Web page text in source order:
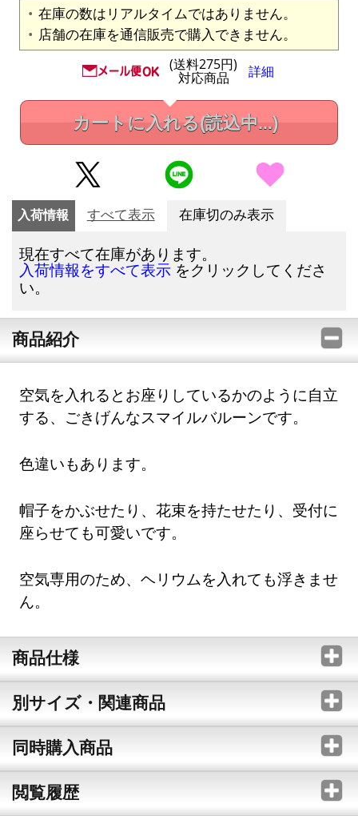
在庫の数はリアルタイムではありません。
店舗の在庫を通信販売で購入できません。
(送料275円)
対応商品 詳細
カートに入れる(読込中...)
入荷情報 すべて表示 在庫切のみ表示
現在すべて在庫があります。
入荷情報をすべて表示 をクリックしてくださ
い。
商品紹介
空気を入れるとお座りしているかのように自立
する、ごきげんなスマイルバルーンです。
色違いもあります。
帽子をかぶせたり、花束を持たせたり、受付に
座らせても可愛いです。
空気専用のため、ヘリウムを入れても浮きませ
ん。
商品仕様
別サイズ・関連商品
同時購入商品
閲覧履歴